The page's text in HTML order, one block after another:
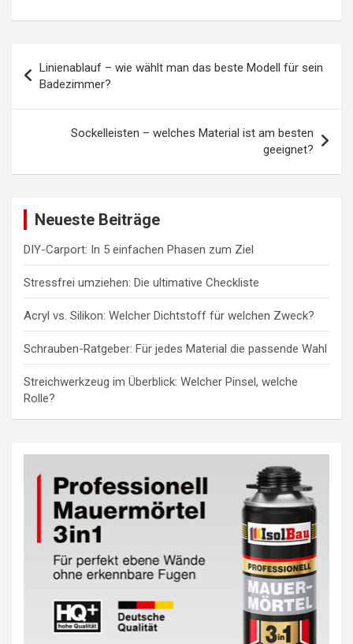
Linienablauf – wie wählt man das beste Modell für sein
Badezimmer?
Sockelleisten – welches Material ist am besten
geeignet?
Neueste Beiträge
DIY-Carport: In 5 einfachen Phasen zum Ziel
Stressfrei umziehen: Die ultimative Checkliste
Acryl vs. Silikon: Welcher Dichtstoff für welchen Zweck?
Schrauben-Ratgeber: Für jedes Material die passende Wahl
Streichwerkzeug im Überblick: Welcher Pinsel, welche
Rolle?